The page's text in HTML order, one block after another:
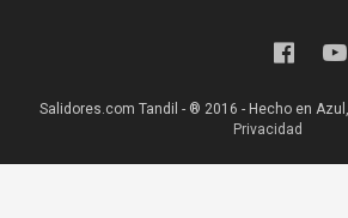
Salidores.com Tandil - ® 2016 - Hecho en
Privacidad